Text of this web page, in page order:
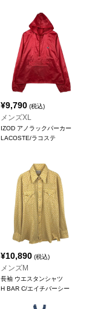
¥9,790(税込)
メンズXL
IZOD アノラックパーカー
LACOSTE/ラコステ
¥10,890(税込)
メンズM
長袖 ウエスタンシャツ
H BAR C/エイチバーシー